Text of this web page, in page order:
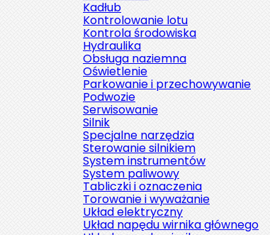
Kadłub
Kontrolowanie lotu
Kontrola środowiska
Hydraulika
Obsługa naziemna
Oświetlenie
Parkowanie i przechowywanie
Podwozie
Serwisowanie
Silnik
Specjalne narzędzia
Sterowanie silnikiem
System instrumentów
System paliwowy
Tabliczki i oznaczenia
Torowanie i wyważanie
Układ elektryczny
Układ napędu wirnika głównego